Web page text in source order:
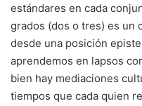
estándares en cada
grados (dos o tres) es un
desde una posición
aprendemos en lapsos
bien hay mediaciones
tiempos que cada quien